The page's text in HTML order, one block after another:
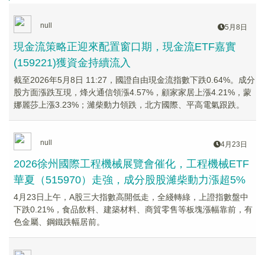
null 5月8日
現金流策略正迎來配置窗口期，現金流ETF嘉實
(159221)獲資金持續流入
截至2026年5月8日 11:27，國證自由現金流指數下跌0.64%。成分
股方面漲跌互現，烽火通信領漲4.57%，顧家家居上漲4.21%，蒙
娜麗莎上漲3.23%；濰柴動力領跌，北方國際、平高電氣跟跌。
null 4月23日
2026徐州國際工程機械展覽會催化，工程機械ETF
華夏（515970）走強，成分股股濰柴動力漲超5%
4月23日上午，A股三大指數高開低走，全綫轉綠，上證指數盤中
下跌0.21%，食品飲料、建築材料、商貿零售等板塊漲幅靠前，有
色金屬、鋼鐵跌幅居前。